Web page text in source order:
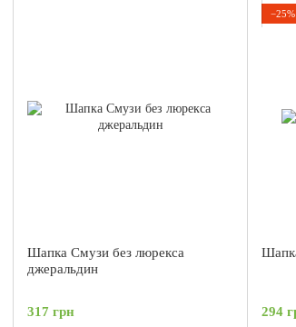
Шапка Смузи без люрекса
джеральдин
317 грн
−25%
294